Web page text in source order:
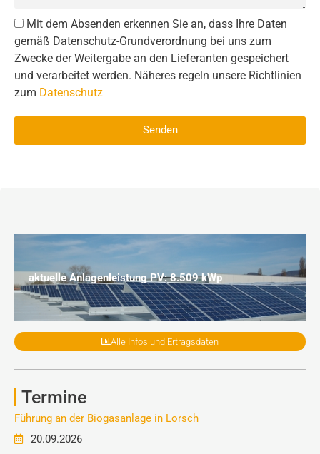
Mit dem Absenden erkennen Sie an, dass Ihre Daten
gemäß Datenschutz-Grundverordnung bei uns zum
Zwecke der Weitergabe an den Lieferanten gespeichert
und verarbeitet werden. Näheres regeln unsere Richtlinien
zum Datenschutz
Senden
aktuelle Anlagenleistung PV: 8.509 kWp
Alle Infos und Ertragsdaten
Termine
Führung an der Biogasanlage in Lorsch
20.09.2026